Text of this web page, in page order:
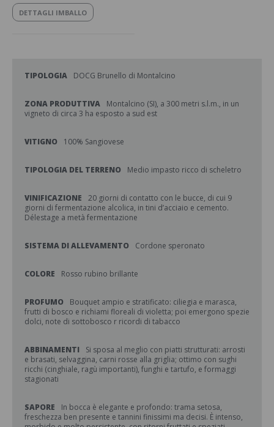
DETTAGLI IMBALLO
TIPOLOGIA DOCG Brunello di Montalcino
ZONA PRODUTTIVA
Montalcino (SI), a 300 metri s.l.m., in un
vigneto di circa 3 ha esposto a sud est
VITIGNO 100% Sangiovese
TIPOLOGIA DEL TERRENO Medio impasto ricco di scheletro
VINIFICAZIONE
20 giorni di contatto con le bucce, di cui 9
giorni di fermentazione alcolica, in tini d’acciaio e cemento.
Délestage a metà fermentazione
SISTEMA DI ALLEVAMENTO Cordone speronato
COLORE Rosso rubino brillante
PROFUMO
Bouquet ampio e stratificato: ciliegia e marasca,
frutti di bosco e richiami floreali di violetta; poi emergono spezie
dolci, note di sottobosco r ricordi di tabacco
ABBINAMENTI
Si sposa al meglio con piatti strutturati: arrosti
e brasati, selvaggina, carni rosse alla griglia; ottimo con sughi
ricchi (cinghiale, ragù importanti), funghi e tartufo, e formaggi
stagionati
SAPORE
In bocca è elegante e profondo: trama setosa,
freschezza ben presente e tannini finissimi ma decisi. È intenso,